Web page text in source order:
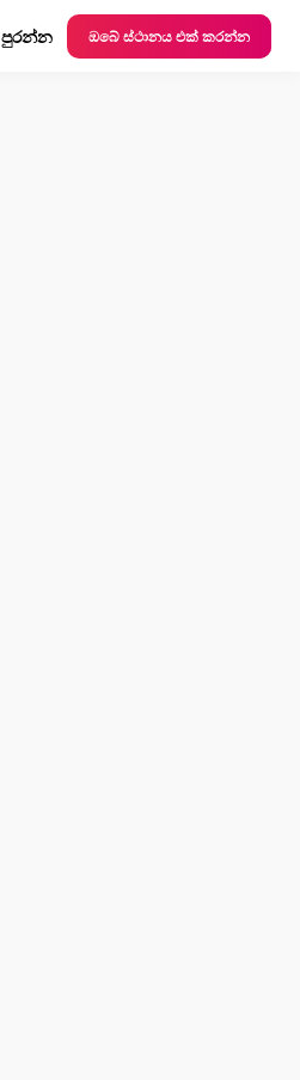
පුරන්න ඔබේ ස්ථානය එක් කරන්න